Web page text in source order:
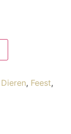
Dieren, Feest,